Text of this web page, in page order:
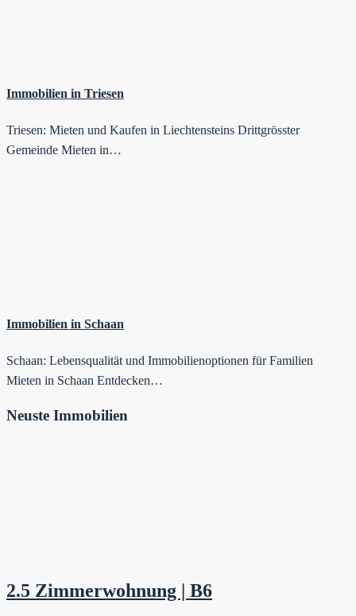
Immobilien in Triesen
Triesen: Mieten und Kaufen in Liechtensteins Drittgrösster
Gemeinde Mieten in…
Immobilien in Schaan
Schaan: Lebensqualität und Immobilienoptionen für Familien
Mieten in Schaan Entdecken…
Neuste Immobilien
2.5 Zimmerwohnung | B6